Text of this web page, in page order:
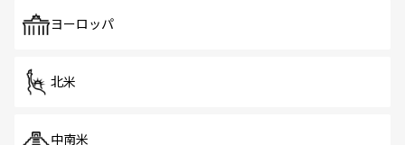
で、ホーカーズは地元の風情を楽しめる外せないスポット
ヨーロッパ
北米
中南米